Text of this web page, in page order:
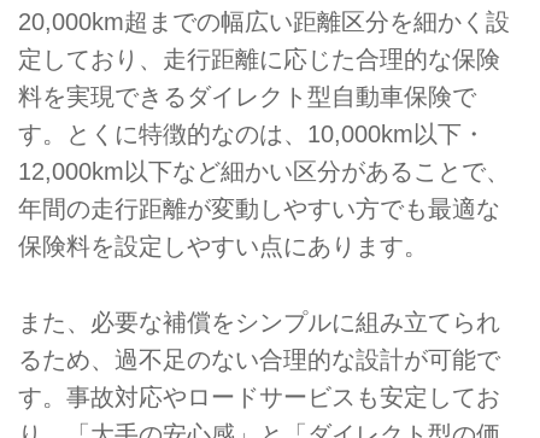
20,000km超までの幅広い距離区分を細かく設
定しており、走行距離に応じた合理的な保険
料を実現できるダイレクト型自動車保険で
す。とくに特徴的なのは、10,000km以下・
12,000km以下など細かい区分があることで、
年間の走行距離が変動しやすい方でも最適な
保険料を設定しやすい点にあります。
また、必要な補償をシンプルに組み立てられ
るため、過不足のない合理的な設計が可能で
す。事故対応やロードサービスも安定してお